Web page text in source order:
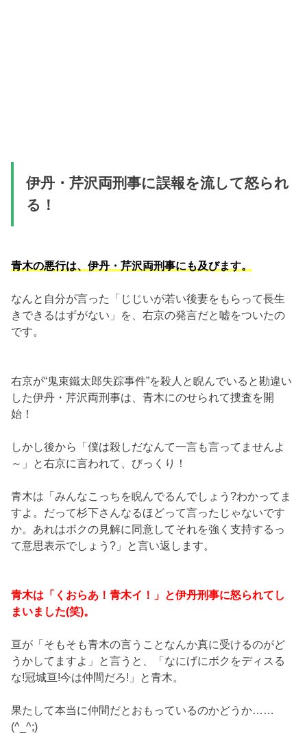
伊丹・芹沢両刑事に誤報を流して怒られ
る！
青木の悪行は、伊丹・芹沢両刑事にも及びます。
なんと自分が言った「じじいが若い後妻をもらって長生
きできるはずがない」を、右京の発言だと嘘をついたの
です。
右京が“鬼束鐵太郎失踪事件”を殺人と睨んでいると勘違い
した伊丹・芹沢両刑事は、青木にのせられて捜査を開
始！
しかし後から「僕は殺しだなんて一言も言ってませんよ
～」と右京に言われて、びっくり！
青木は「みんなこっちを睨んでるんでしょう?わかってま
すよ。だって杉下さんなるほどって言ったじゃないです
か。あれはボクの見解に同意してそれを強く支持するっ
て意思表示でしょう?」と言い返します。
青木は「くおらあ！青木イ！」と伊丹刑事に怒られてし
まいました(笑)。
亘が「そもそも青木の言うことなんか真に受けるのがど
うかしてますよ」と言うと、「なにげにボクをディスる
な!冠城亘!今は仲間だろ!」と青木。
果たして本当に仲間だとおもっているのかどうか……
(^_^;)